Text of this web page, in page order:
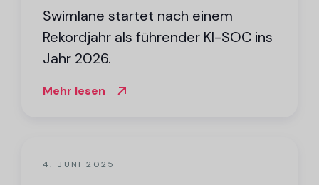
Swimlane startet nach einem
Rekordjahr als führender KI-SOC ins
Jahr 2026.
Mehr lesen
4. JUNI 2025